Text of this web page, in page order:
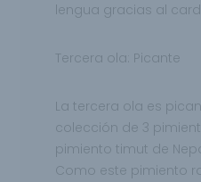
lengua gracias al
Tercera ola: Picante
La tercera ola es
colección de 3
pimiento timut de
Como este pimiento